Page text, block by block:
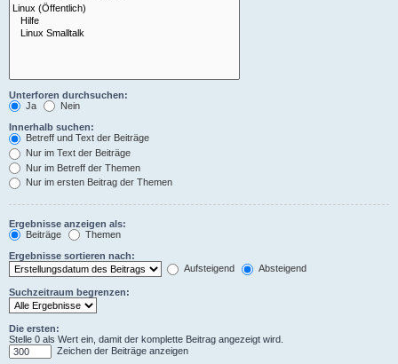
Unterforen durchsuchen:
Ja
Nein
Innerhalb suchen:
Betreff und Text der Beiträge
Nur im Text der Beiträge
Nur im Betreff der Themen
Nur im ersten Beitrag der Themen
Ergebnisse anzeigen als:
Beiträge
Themen
Ergebnisse sortieren nach:
Aufsteigend
Absteigend
Suchzeitraum begrenzen:
Die ersten:
Stelle 0 als Wert ein, damit der komplette Beitrag angezeigt wird.
Zeichen der Beiträge anzeigen